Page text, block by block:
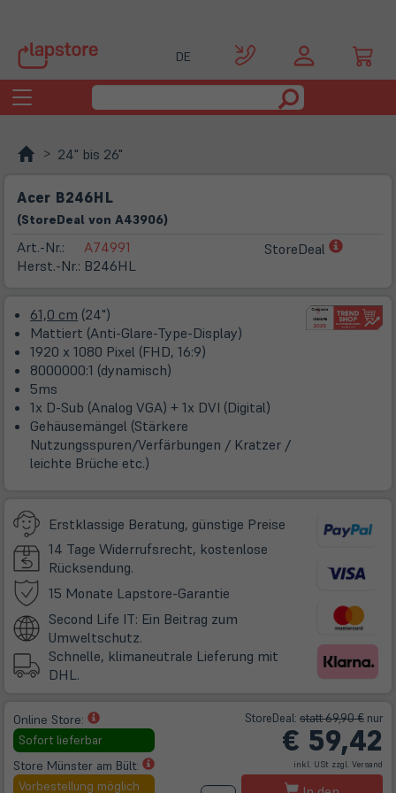
DE
Toggle
navigation
24" bis 26"
Acer B246HL
(StoreDeal von A43906)
Art.-Nr.:
Herst.-Nr.:
A74991
B246HL
StoreDeal
(öffnet
Tab)
61,0 cm (24")
Mattiert (Anti-Glare-Type-Display)
1920 x 1080 Pixel (FHD, 16:9)
8000000:1 (dynamisch)
5ms
1x D-Sub (Analog VGA) + 1x DVI (Digital)
Gehäusemängel (Stärkere
Nutzungsspuren/Verfärbungen / Kratzer /
leichte Brüche etc.)
Erstklassige Beratung, günstige Preise
14 Tage Widerrufsrecht, kostenlose
Rücksendung.
15 Monate Lapstore-Garantie
neuem
Second Life IT: Ein Beitrag zum
Umweltschutz.
Schnelle, klimaneutrale Lieferung mit
DHL.
Online Store:
(öffnet
in
neuem
Tab)
Sofort lieferbar
Store Münster am Bült:
(öffnet
in
Vorbestellung möglich
StoreDeal: statt 69,90 € nur
€ 59,42
inkl. USt zzgl. Versand